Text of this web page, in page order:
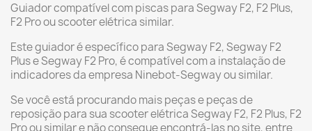
Guiador compatível com piscas para Segway F2, F2 Plus,
F2 Pro ou scooter elétrica similar.
Este guiador é específico para Segway F2, Segway F2
Plus e Segway F2 Pro, é compatível com a instalação de
indicadores da empresa Ninebot-Segway ou similar.
Se você está procurando mais peças e peças de
reposição para sua scooter elétrica Segway F2, F2 Plus, F2
Pro ou similar e não consegue encontrá-las no site, entre